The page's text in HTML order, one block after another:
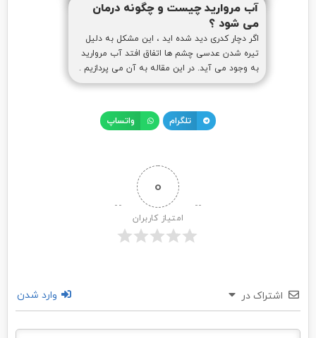
آب مروارید چیست و چگونه درمان
می شود ؟
اگر دچار کدری دید شده اید ، این مشکل به دلیل
تیره شدن عدسی چشم ها اتفاق افتد آب مروارید
به وجود می آید. در این مقاله به آن می پردازیم .
تلگرام واتساپ
0
امتیاز کاربران
اشتراک در وارد شدن